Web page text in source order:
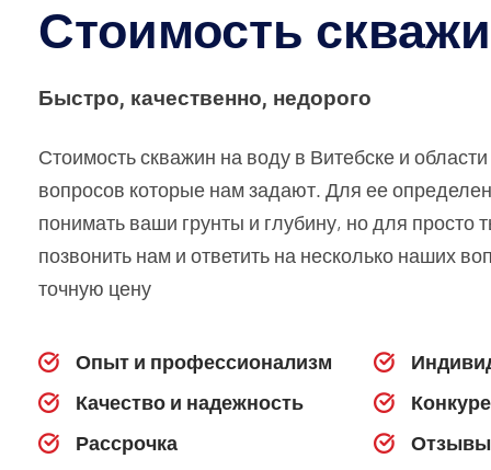
Стоимость
Быстро, качественно, недорого
Стоимость скважин на воду в Витебске и
вопросов которые нам задают. Для ее
понимать ваши грунты и глубину, но для просто
позвонить нам и ответить на несколько наших
точную цену
Опыт и профессионализм
Качество и надежность
Рассрочка
Отзывы